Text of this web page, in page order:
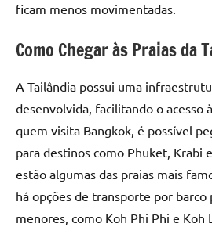
ficam menos movimentadas.
Como Chegar às Praias da
A Tailândia possui uma
desenvolvida, facilitando o acesso
quem visita Bangkok, é possível
para destinos como Phuket, Krabi
estão algumas das praias mais
há opções de transporte por barco
menores, como Koh Phi Phi e Koh